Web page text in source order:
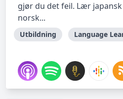
gjør du det feil. Lær
norsk...
Utbildning Language